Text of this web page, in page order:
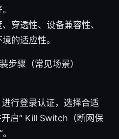
穿透性、设备兼容性、
的适应性。
步骤（常见场景）
行登录认证，选择合适
启“ Kill Switch（断网保